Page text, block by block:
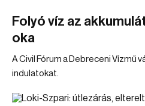
Folyó víz az
oka
A Civil Fórum a Debreceni Vízmű
indulatokat.